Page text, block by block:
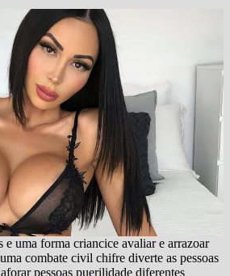
e uma forma criancice avaliar e arrazoar
combate civil chifre diverte as pessoas
pessoas puerilidade diferentes